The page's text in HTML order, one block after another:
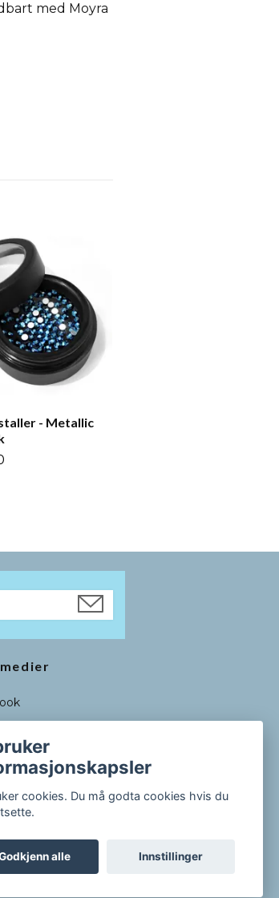
med Moyra
- Metallic
cookies. Du må godta cookies hvis du
alle Innstillinger